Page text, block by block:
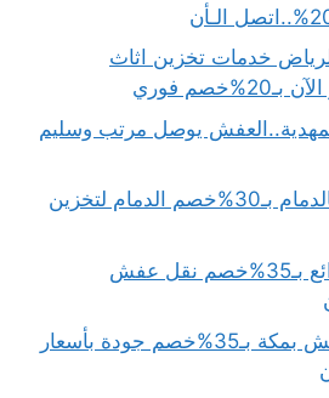
خدمات تخزين اثاث
يوصل مرتب وسليم
شركة تخزين عفش بالدمام بـ30%خصم الدمام لتخزين
نقل عفش مكة الشرائع بـ35%خصم نقل عفش
ارخص شركة نقل عفش بمكة بـ35%خصم جودة بأسعار